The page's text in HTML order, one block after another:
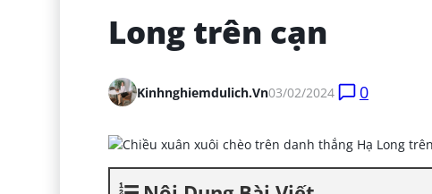
Long trên cạn
Kinhnghiemdulich.vn03/02/2024 0